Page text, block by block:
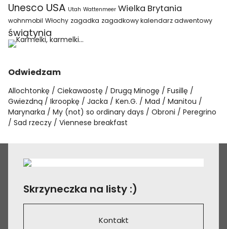
Unesco USA Utah Wattenmeer Wielka Brytania
wohnmobil Włochy zagadka zagadkowy kalendarz adwentowy
świątynia
Odwiedzam
Allochtonkę Ciekawaostę Drugą Minogę
Fusillę
Gwiezdną
Ikroopkę Jacka Ken.G. Mad
Manitou
Marynarka
My (not) so ordinary days Obroni
Peregrino
Sad rzeczy
Viennese breakfast
Skrzyneczka na listy :)
Kontakt